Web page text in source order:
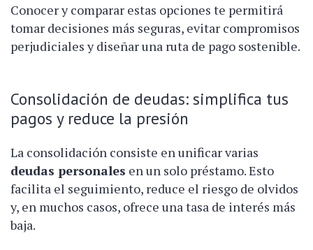
Conocer y comparar estas opciones te permitirá
tomar decisiones más seguras, evitar compromisos
perjudiciales y diseñar una ruta de pago sostenible.
Consolidación de deudas: simplifica tus
pagos y reduce la presión
La consolidación consiste en unificar varias
deudas personales en un solo préstamo. Esto
facilita el seguimiento, reduce el riesgo de olvidos
y, en muchos casos, ofrece una tasa de interés más
baja.